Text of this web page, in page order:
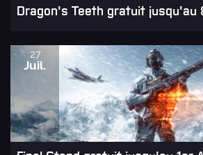
Dragon's Teeth gratuit jusqu'au
27
Juil.